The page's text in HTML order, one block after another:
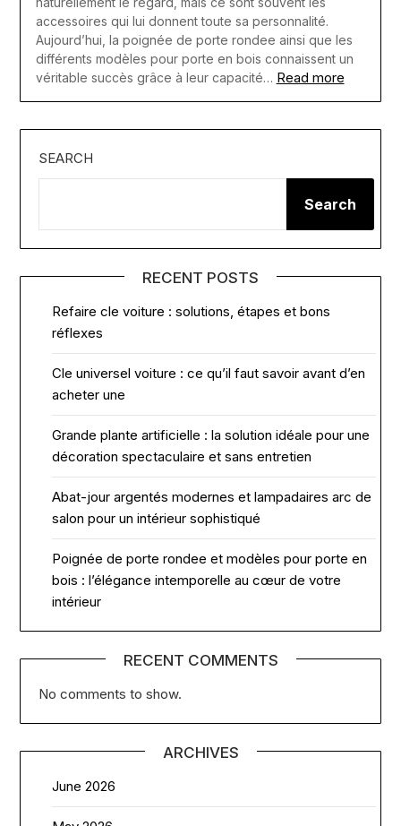
accessoires qui lui donnent toute sa personnalité.
Aujourd’hui, la poignée de porte rondee ainsi que les
différents modèles pour porte en bois connaissent un
véritable succès grâce à leur capacité… Read more
SEARCH
Search
RECENT POSTS
Refaire cle voiture : solutions, étapes et bons
réflexes
Cle universel voiture : ce qu’il faut savoir avant d’en
acheter une
Grande plante artificielle : la solution idéale pour une
décoration spectaculaire et sans entretien
Abat-jour argentés modernes et lampadaires arc de
salon pour un intérieur sophistiqué
Poignée de porte rondee et modèles pour porte en
bois : l’élégance intemporelle au cœur de votre
intérieur
RECENT COMMENTS
No comments to show.
ARCHIVES
June 2026